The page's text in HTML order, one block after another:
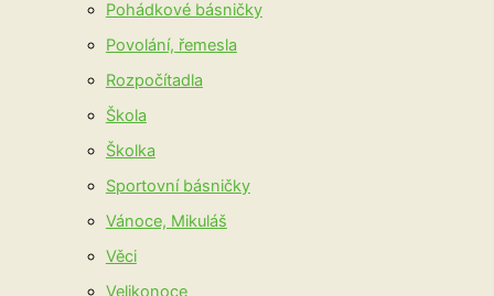
Pohádkové básničky
Povolání, řemesla
Rozpočítadla
Škola
Školka
Sportovní básničky
Vánoce, Mikuláš
Věci
Velikonoce